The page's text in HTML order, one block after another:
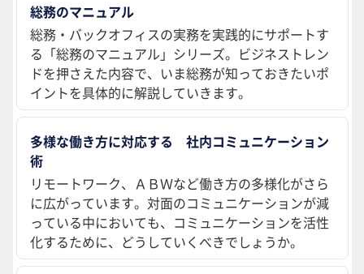
総務のマニュアル
総務・バックオフィスの実務を実践的にサポートす
る「総務のマニュアル」シリーズ。ビジネストレン
ドを押さえた内容で、いま総務が知っておきたいポ
イントを具体的に解説していきます。
多様な働き方に対応する 社内コミュニケーション
術
リモートワーク、ＡＢＷなど働き方の多様化がさら
に広がっています。対面のコミュニケーションが減
っている中においても、コミュニケーションを活性
化するために、どうしていくべきでしょうか。